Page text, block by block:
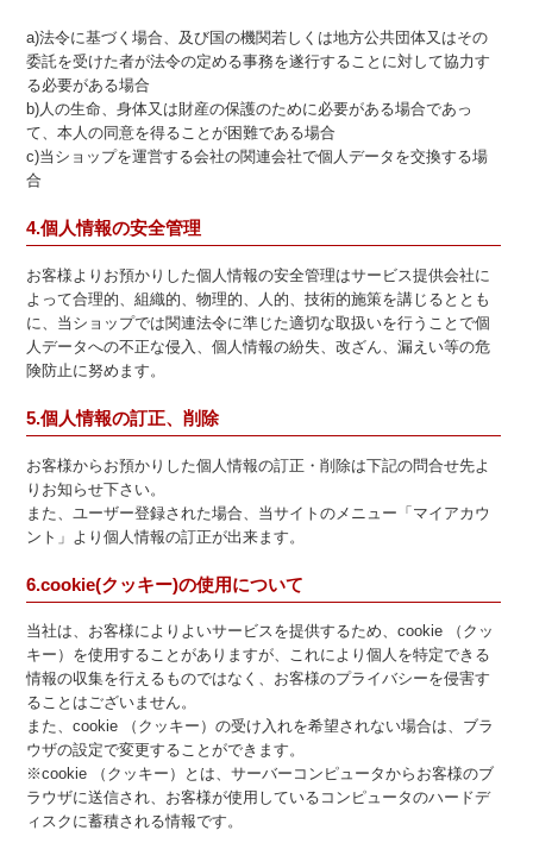
a)法令に基づく場合、及び国の機関若しくは地方公共団体又はその
委託を受けた者が法令の定める事務を遂行することに対して協力す
る必要がある場合
b)人の生命、身体又は財産の保護のために必要がある場合であっ
て、本人の同意を得ることが困難である場合
c)当ショップを運営する会社の関連会社で個人データを交換する場
合
4.個人情報の安全管理
お客様よりお預かりした個人情報の安全管理はサービス提供会社に
よって合理的、組織的、物理的、人的、技術的施策を講じるととも
に、当ショップでは関連法令に準じた適切な取扱いを行うことで個
人データへの不正な侵入、個人情報の紛失、改ざん、漏えい等の危
険防止に努めます。
5.個人情報の訂正、削除
お客様からお預かりした個人情報の訂正・削除は下記の問合せ先よ
りお知らせ下さい。
また、ユーザー登録された場合、当サイトのメニュー「マイアカウ
ント」より個人情報の訂正が出来ます。
6.cookie(クッキー)の使用について
当社は、お客様によりよいサービスを提供するため、cookie （クッ
キー）を使用することがありますが、これにより個人を特定できる
情報の収集を行えるものではなく、お客様のプライバシーを侵害す
ることはございません。
また、cookie （クッキー）の受け入れを希望されない場合は、ブラ
ウザの設定で変更することができます。
※cookie （クッキー）とは、サーバーコンピュータからお客様のブ
ラウザに送信され、お客様が使用しているコンピュータのハードデ
ィスクに蓄積される情報です。